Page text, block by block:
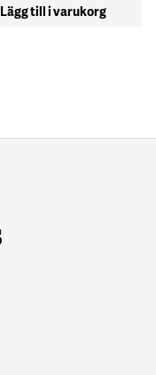
Lägg till i varukorg